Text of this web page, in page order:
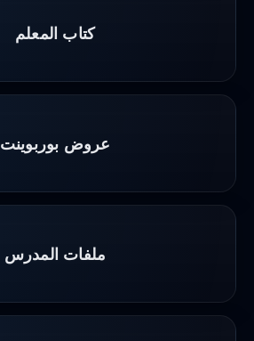
كتاب المعلم
عروض بوربوينت
ملفات المدرس